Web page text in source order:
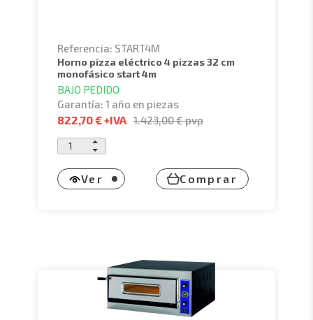
Referencia: START4M
horno pizza eléctrico 4 pizzas 32 cm
monofásico start 4m
BAJO PEDIDO
Garantía: 1 año en piezas
822,70 €+IVA 1.423,00 €pvp
Ver Comprar